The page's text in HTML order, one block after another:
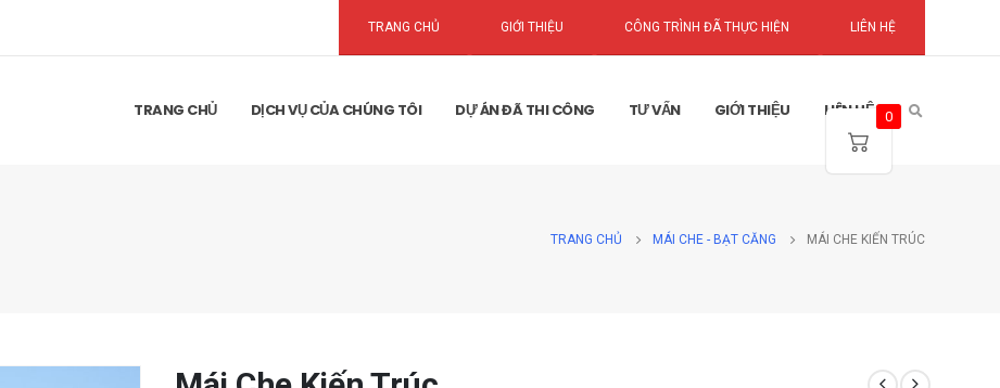
TRANG CHỦ GIỚI THIỆU CÔNG TRÌNH ĐÃ THỰC HIỆN LIÊN HỆ
TRANG CHỦ DỊCH VỤ CỦA CHÚNG TÔI DỰ ÁN ĐÃ THI CÔNG TƯ VẤN GIỚI THIỆU LIÊN HỆ
TRANG CHỦ MÁI CHE - BẠT CĂNG MÁI CHE KIẾN TRÚC
0